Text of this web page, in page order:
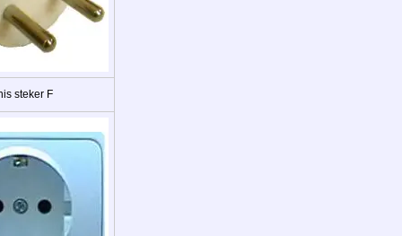
steker F